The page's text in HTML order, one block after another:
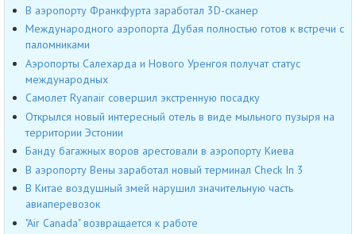
В аэропорту Франкфурта заработал 3D-сканер
Международного аэропорта Дубая полностью готов к встречи с
паломниками
Аэропорты Салехарда и Нового Уренгоя получат статус
международных
Самолет Ryanair совершил экстренную посадку
Открылся новый интересный отель в виде мыльного пузыря на
территории Эстонии
Банду багажных воров арестовали в аэропорту Киева
В аэропорту Вены заработал новый терминал Check In 3
В Китае воздушный змей нарушил значительную часть
авиаперевозок
"Air Canada" возвращается к работе